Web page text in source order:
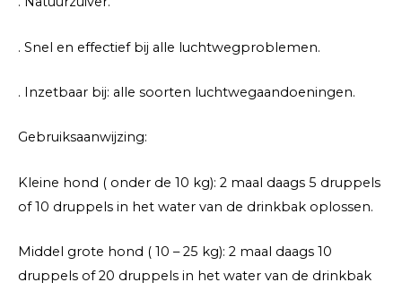
. Snel en effectief bij alle luchtwegproblemen.
. Inzetbaar bij: alle soorten luchtwegaandoeningen.
Gebruiksaanwijzing:
Kleine hond ( onder de 10 kg): 2 maal daags 5 druppels
of 10 druppels in het water van de drinkbak oplossen.
Middel grote hond ( 10 – 25 kg): 2 maal daags 10
druppels of 20 druppels in het water van de drinkbak